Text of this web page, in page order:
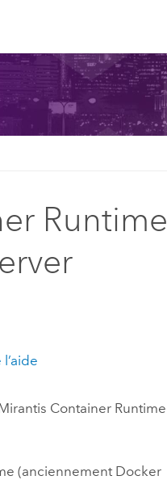
Runtime
Container Runtime
(anciennement Docker